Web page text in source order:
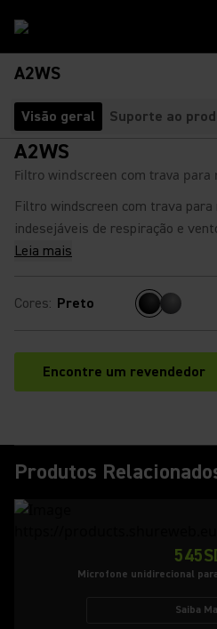
A2WS
Visão geral Suporte ao
A2WS
Filtro windscreen com trava para
Filtro windscreen com trava
indesejáveis de respiração e
Leia mais
Cores: Preto
Encontre um revendedor
(Opens in a
Produtos
Microfone unidirecional
Saiba